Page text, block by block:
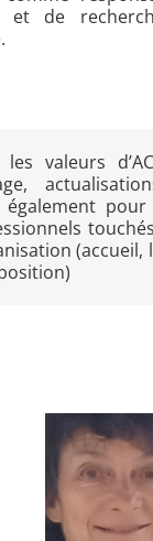
et de
les valeurs
également